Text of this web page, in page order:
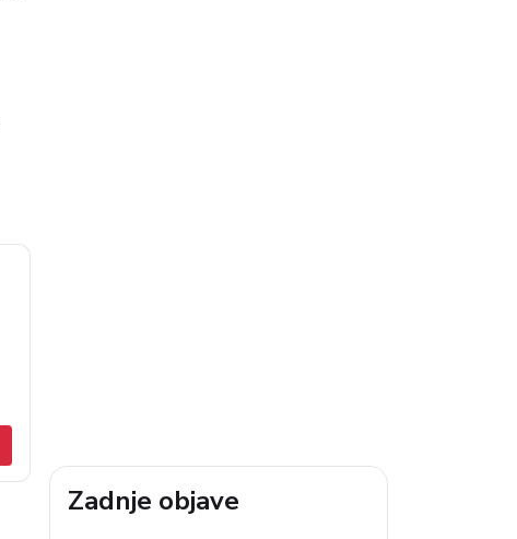
Zadnje objave